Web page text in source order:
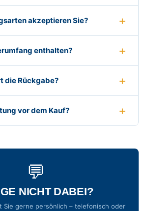
akzeptieren Sie?
enthalten?
die Rückgabe?
vor dem Kauf?
💬
NICHT DABEI?
Sie gerne persönlich – telefonisch oder